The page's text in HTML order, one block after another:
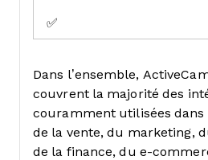
✅
Dans l’ensemble,
couvrent la majorité des
couramment utilisées
de la vente, du marketing,
de la finance, du e-